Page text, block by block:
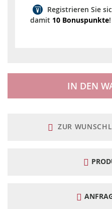
Registrieren Sie
damit 10 Bonuspunkte!
IN DEN
ZUR